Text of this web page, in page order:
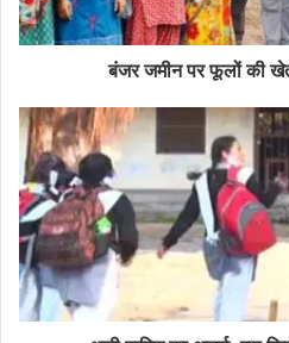
बंजर जमीन पर फूलों की